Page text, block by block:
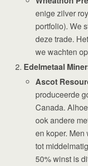
enige zilver
portfolio). We
deze trade.
we wachten
Edelmetaal
Ascot
produceerde
Canada.
ook andere
en koper.
tot
50% winst is